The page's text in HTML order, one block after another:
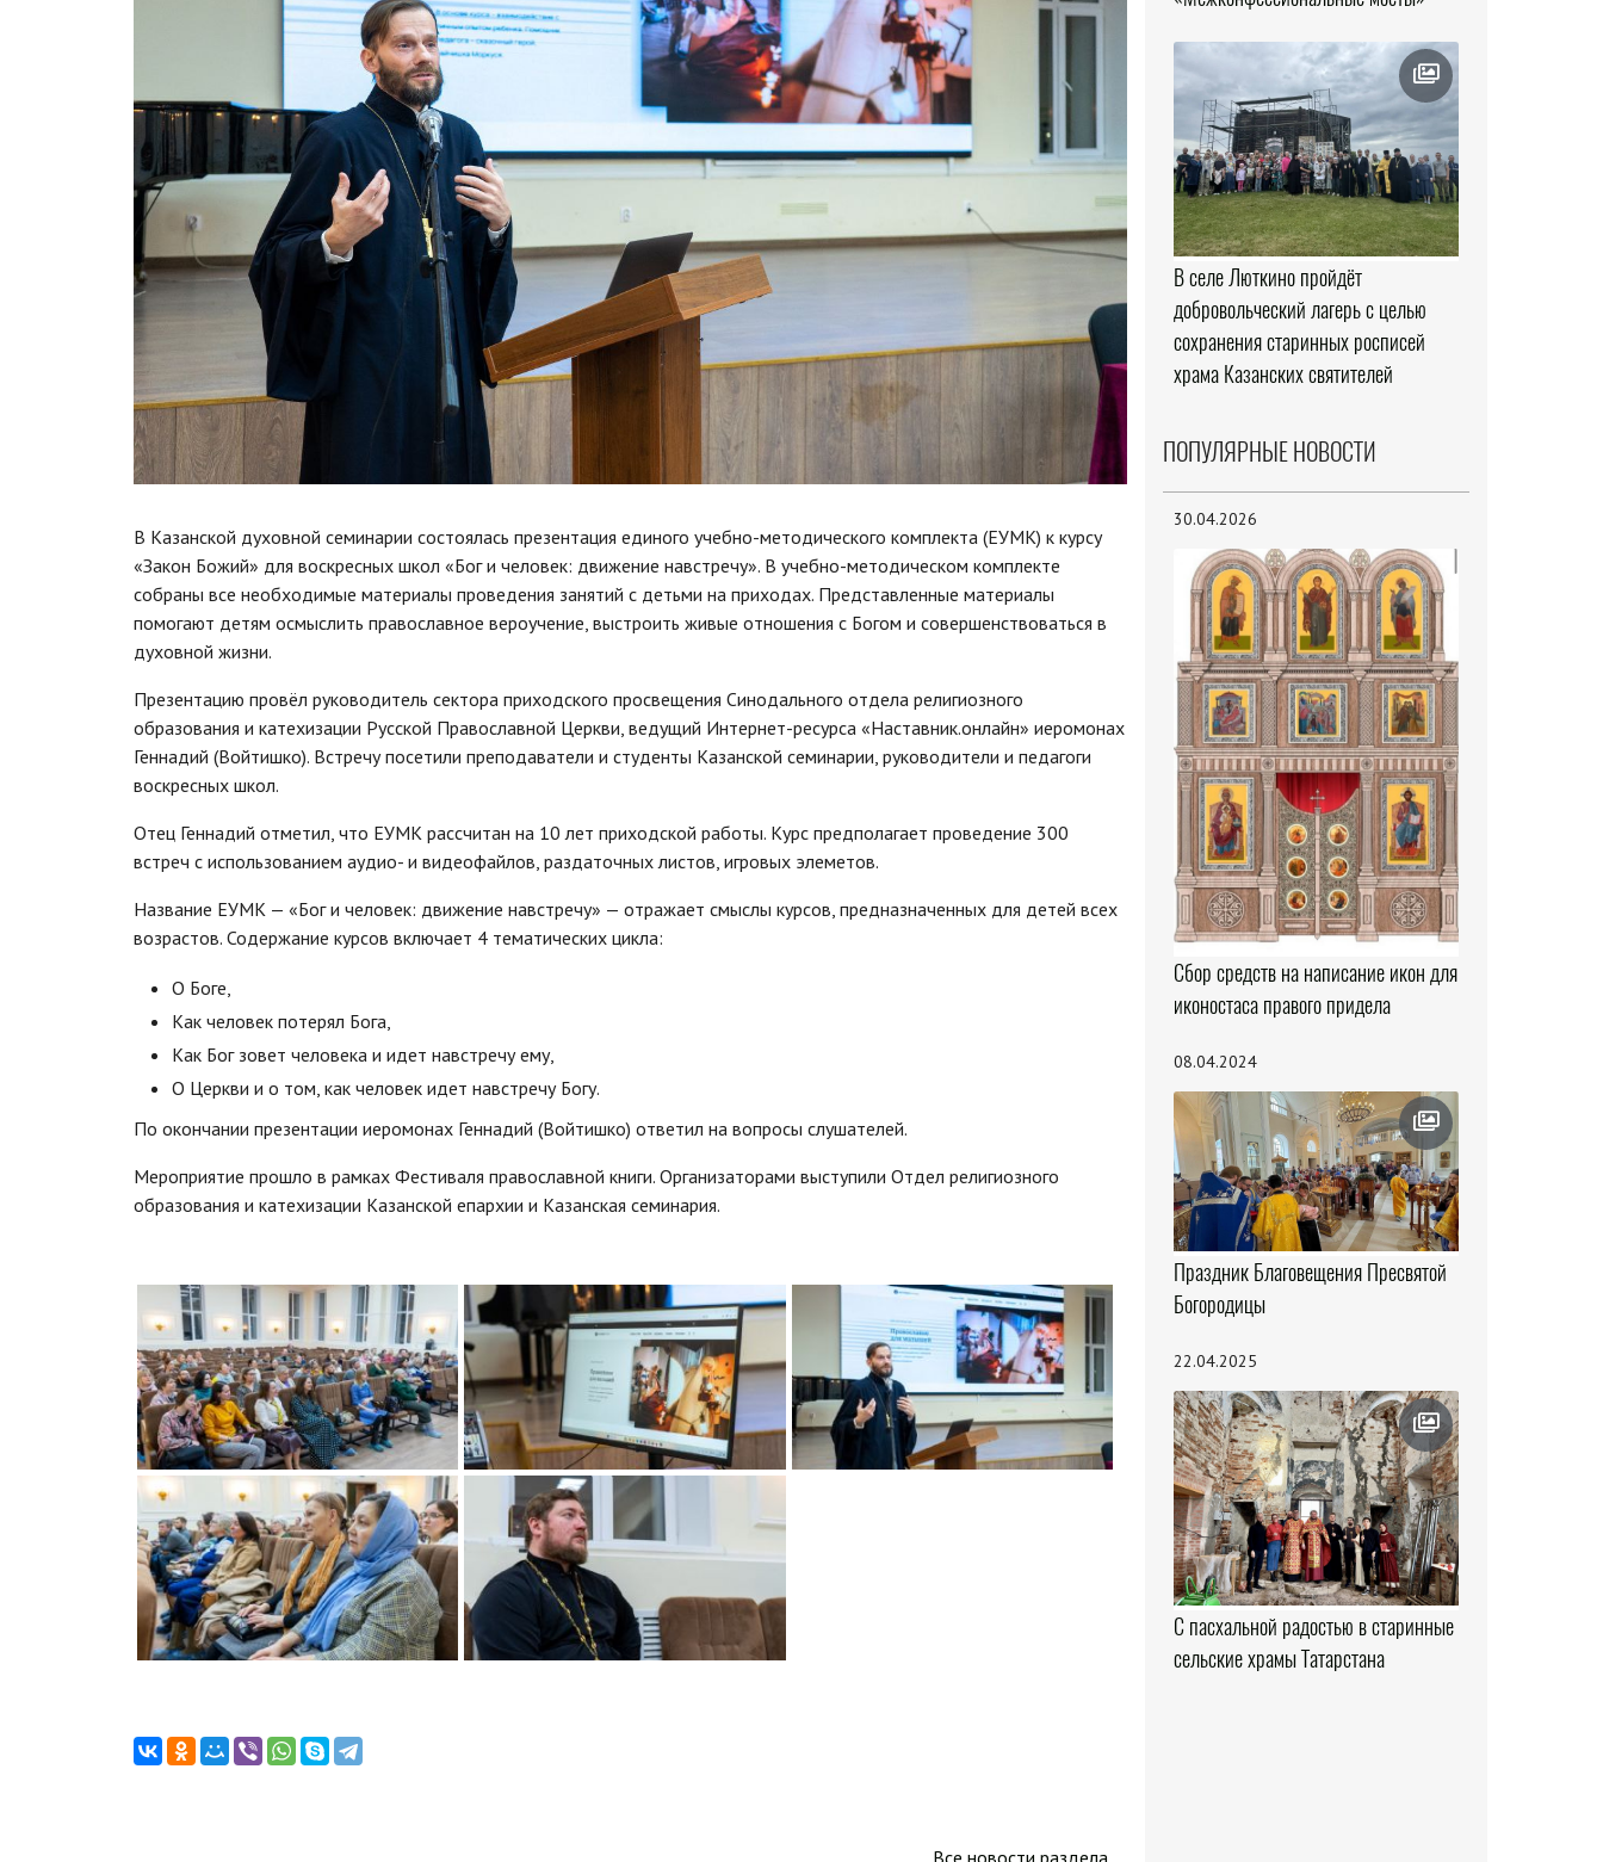
В Казанской духовной семинарии состоялась презентация единого учебно-методического комплекта (ЕУМК) к курсу
«Закон Божий» для воскресных школ «Бог и человек: движение навстречу». В учебно-методическом комплекте
собраны все необходимые материалы проведения занятий с детьми на приходах. Представленные материалы
помогают детям осмыслить православное вероучение, выстроить живые отношения с Богом и совершенствоваться в
духовной жизни.
Презентацию провёл руководитель сектора приходского просвещения Синодального отдела религиозного
образования и катехизации Русской Православной Церкви, ведущий Интернет-ресурса «Наставник.онлайн» иеромонах
Геннадий (Войтишко). Встречу посетили преподаватели и студенты Казанской семинарии, руководители и педагоги
воскресных школ.
Отец Геннадий отметил, что ЕУМК рассчитан на 10 лет приходской работы. Курс предполагает проведение 300
встреч с использованием аудио- и видеофайлов, раздаточных листов, игровых элеметов.
Название ЕУМК — «Бог и человек: движение навстречу» — отражает смыслы курсов, предназначенных для детей всех
возрастов. Содержание курсов включает 4 тематических цикла:
О Боге,
Как человек потерял Бога,
Как Бог зовет человека и идет навстречу ему,
О Церкви и о том, как человек идет навстречу Богу.
По окончании презентации иеромонах Геннадий (Войтишко) ответил на вопросы слушателей.
Мероприятие прошло в рамках Фестиваля православной книги. Организаторами выступили Отдел религиозного
образования и катехизации Казанской епархии и Казанская семинария.
В селе Люткино пройдёт
добровольческий лагерь с целью
сохранения старинных росписей
храма Казанских святителей
ПОПУЛЯРНЫЕ НОВОСТИ
30.04.2026
Сбор средств на написание икон для
иконостаса правого придела
08.04.2024
Праздник Благовещения Пресвятой
Богородицы
22.04.2025
С пасхальной радостью в старинные
сельские храмы Татарстана